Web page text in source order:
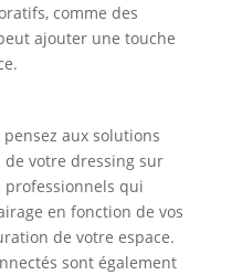
comme des
ajouter une touche
aux solutions
votre dressing sur
professionnels qui
en fonction de vos
de votre espace.
sont également